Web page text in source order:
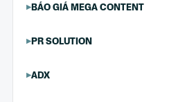
BÁO GIÁ MEGA CONTENT
PR SOLUTION
ADX